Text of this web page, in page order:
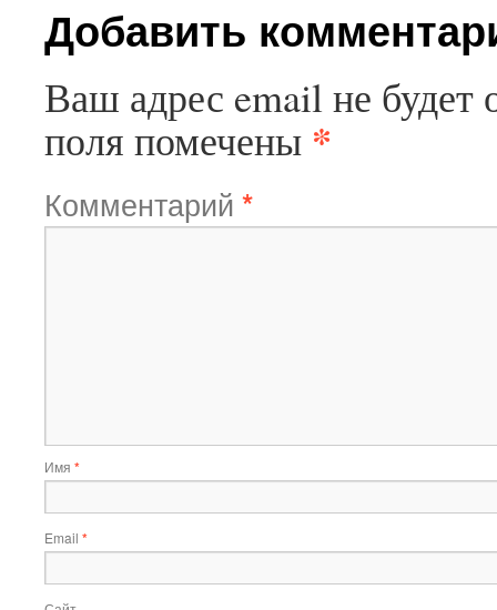
Добавить
Ваш адрес email не будет
поля помечены *
Комментарий *
Имя *
Email *